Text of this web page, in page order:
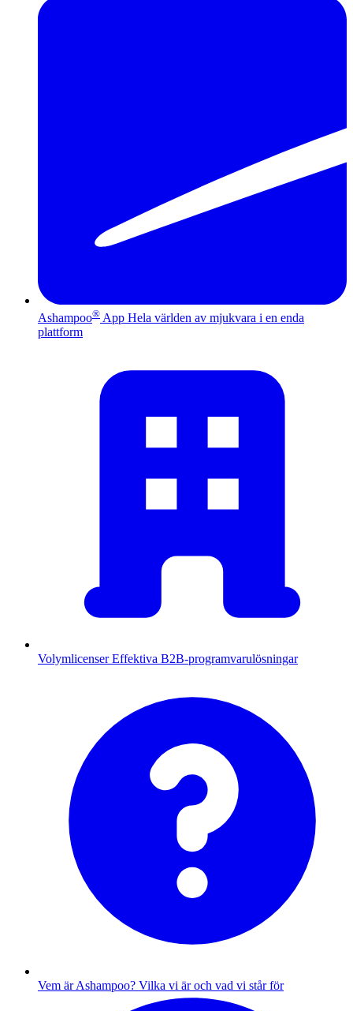
Ashampoo® App Hela världen av mjukvara i en enda
plattform
Volymlicenser Effektiva B2B-programvarulösningar
Vem är Ashampoo? Vilka vi är och vad vi står för